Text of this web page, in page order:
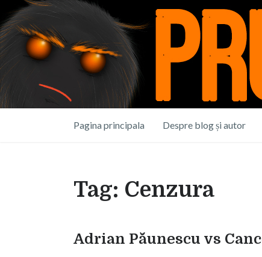
Pagina principala Despre blog și autor
Tag: Cenzura
Adrian Păunescu vs